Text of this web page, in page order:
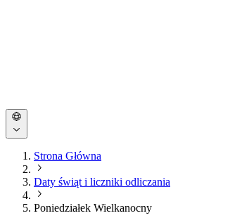
Strona Główna
Daty świąt i liczniki odliczania
Poniedziałek Wielkanocny